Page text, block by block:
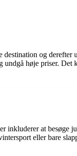
og derefter
høje priser. Det
at besøge
eller bare